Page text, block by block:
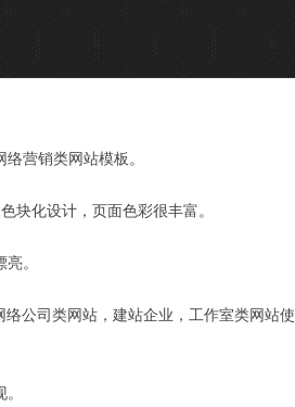
络营销类网站模板 。
块化设计，页面色彩很丰富。
。
公司类网站，建站企业，工作室类网站使